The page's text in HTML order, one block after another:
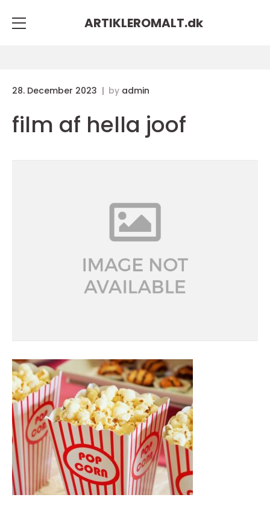
ARTIKLEROMALT.dk
28. December 2023 by admin
film af hella joof